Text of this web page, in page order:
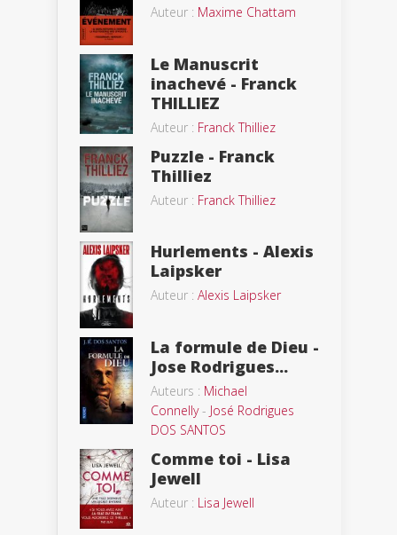
Auteur : Maxime Chattam
Le Manuscrit
inachevé - Franck
THILLIEZ
Auteur : Franck Thilliez
Puzzle - Franck
Thilliez
Auteur : Franck Thilliez
Hurlements - Alexis
Laipsker
Auteur : Alexis Laipsker
La formule de Dieu -
Jose Rodrigues...
Auteurs : Michael
Connelly- José Rodrigues
DOS SANTOS
Comme toi - Lisa
Jewell
Auteur : Lisa Jewell